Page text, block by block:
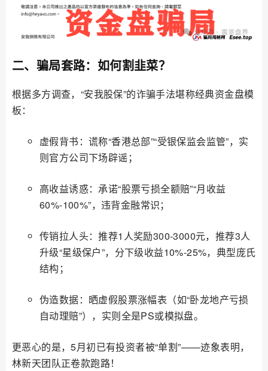
二、骗局套路：如何割韭菜？
根据多方调查，“安我股保”的诈骗手法堪称经典资金盘模
板：
虚假背书：谎称“香港总部”“受银保监会监管”，实
则官方公司下场辟谣；
高收益诱惑：承诺“股票亏损全额赔”“月收益
60%-100%”，违背金融常识；
传销拉人头：推荐1人奖励300-3000元，推荐3人
升级“星级保户”，分下级收益10%-25%，典型庞氏
结构；
伪造数据：晒虚假股票涨幅表（如“卧龙地产亏损
自动理赔”），实则全是PS或模拟盘。
更恶心的是，5月初已有投资者被“单割”——迹象表明，
林新天团队正卷款跑路！